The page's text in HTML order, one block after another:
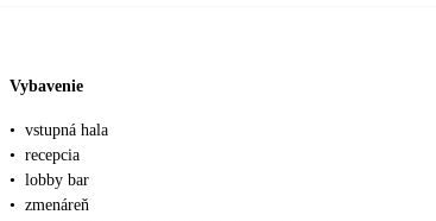
Vybavenie
• vstupná hala
• recepcia
• lobby bar
• zmenáreň